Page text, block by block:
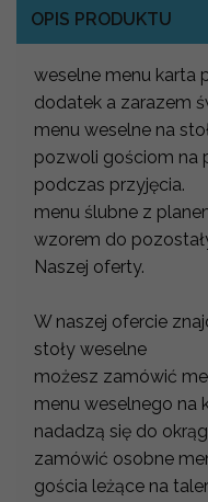
OPIS PRODUKTU
weselne menu karta
dodatek a zarazem
menu weselne na
pozwoli gościom na
podczas przyjęcia.
menu ślubne z
wzorem do
Naszej oferty.
W naszej ofercie
stoły weselne
możesz zamówić
menu weselnego na
nadadzą się do
zamówić osobne
gościa leżące na